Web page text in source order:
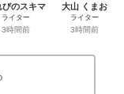
びのスキマ
ライター
3時間前
大山 くまお
ライター
3時間前